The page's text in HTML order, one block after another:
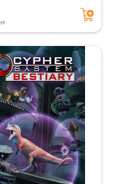
Ajouter au panier